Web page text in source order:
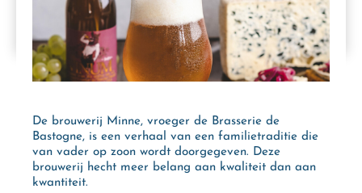
De brouwerij Minne, vroeger de Brasserie de
Bastogne, is een verhaal van een familietraditie die
van vader op zoon wordt doorgegeven. Deze
brouwerij hecht meer belang aan kwaliteit dan aan
kwantiteit.